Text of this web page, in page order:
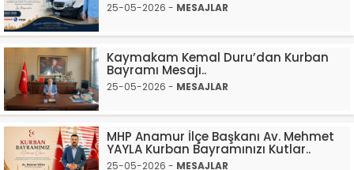
25-05-2026 - MESAJLAR
Kaymakam Kemal Duru’dan Kurban
Bayramı Mesajı..
25-05-2026 - MESAJLAR
MHP Anamur İlçe Başkanı Av. Mehmet
YAYLA Kurban Bayramınızı Kutlar..
25-05-2026 - MESAJLAR